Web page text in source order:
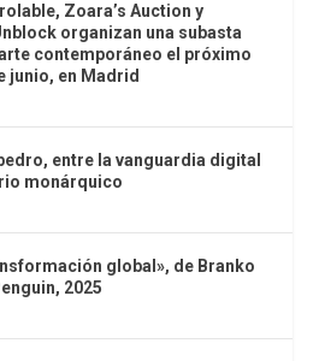
Zoara’s Auction y
organizan una subasta
contemporáneo el próximo
junio, en Madrid
entre la vanguardia digital
monárquico
global», de Branko
2025